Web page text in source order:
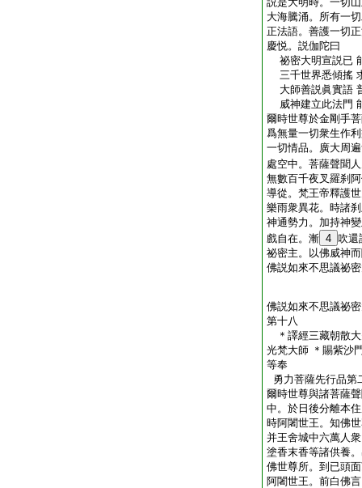
大海騰涌。所有一
正法語。善護一切
慶悦。説伽陀曰
祕密大明宣説已
三千世界悉傾搖
大師善説眞實語
威神建立此法門
爾時世尊於金剛手
爲無量一切衆生作
一切情品。廣大周
處空中。菩薩聲聞
無數百千夜叉羅刹
導從。梵王帝釋護
樂雨衆異花。時諸
神通勢力。加持神
戲自在。漸 4 吹還
祕密主。以佛威神
佛説如來不思議祕
佛説如來不思議祕
第十八
＊譯經三藏朝散
光梵大師 ＊賜紫沙
等奉
勇力菩薩先行品第
爾時世尊與諸菩薩
中。於日後分離本
時阿闍世王。知佛
并王舍城中六萬人
塗香末香等諸供養
佛世尊所。到已頭
阿闍世王。前白佛